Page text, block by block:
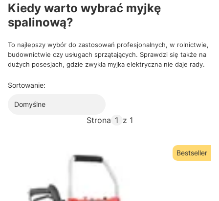
Kiedy warto wybrać myjkę
spalinową?
To najlepszy wybór do zastosowań profesjonalnych, w rolnictwie,
budownictwie czy usługach sprzątających. Sprawdzi się także na
dużych posesjach, gdzie zwykła myjka elektryczna nie daje rady.
Sortowanie:
Domyślne
Strona z 1
Bestseller